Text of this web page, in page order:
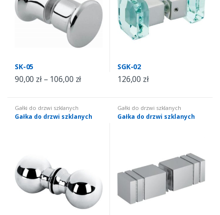
SK-05
90,00 zł– 106,00 zł
SGK-02
126,00 zł
Gałki do drzwi szklanych
Gałka do drzwi szklanych
Gałki do drzwi szklanych
Gałka do drzwi szklanych